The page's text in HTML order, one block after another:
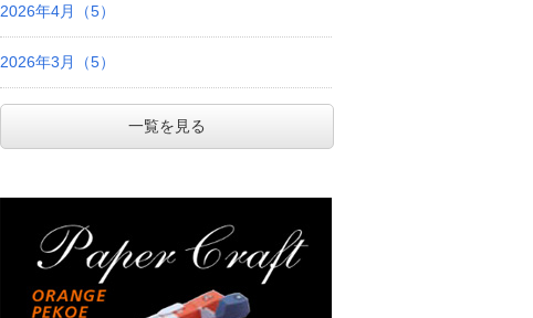
2026年4月（5）
2026年3月（5）
一覧を見る